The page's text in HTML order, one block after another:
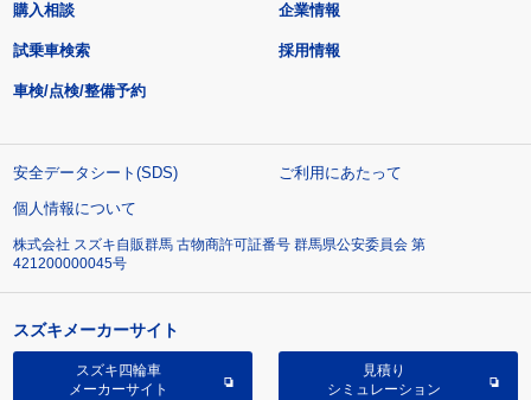
購入相談
試乗車検索
車検/点検/整備予約
企業情報
採用情報
安全データシート(SDS)
ご利用にあたって
個人情報について
株式会社 スズキ自販群馬 古物商許可証番号 群馬県公安委員会 第
421200000045号
スズキメーカーサイト
スズキ四輪車
メーカーサイト
見積り
シミュレーション